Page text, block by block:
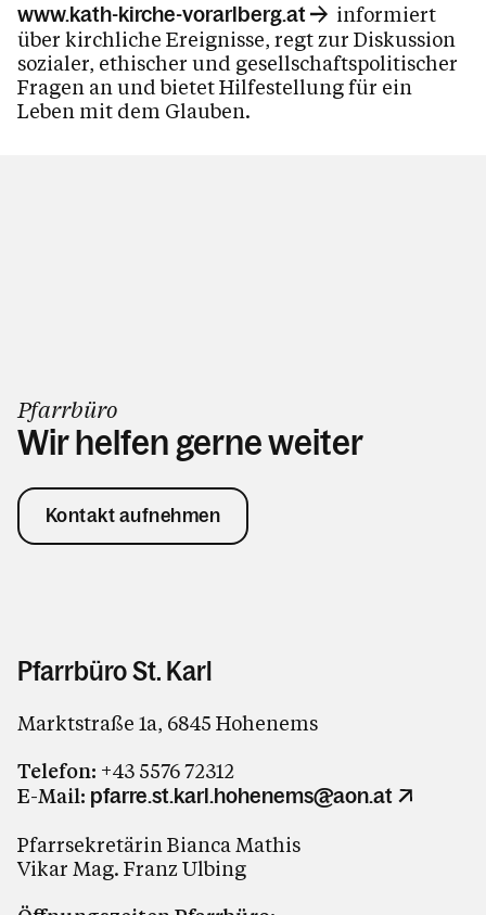
www.kath-kirche-vorarlberg.at
informiert
über kirchliche Ereignisse, regt zur Diskussion
sozialer, ethischer und gesellschaftspolitischer
Fragen an und bietet Hilfestellung für ein
Leben mit dem Glauben.
Pfarrbüro
Wir helfen gerne weiter
Kontakt aufnehmen
Pfarrbüro St. Karl
Marktstraße 1a, 6845 Hohenems
Telefon: +43 5576 72312
E-Mail: pfarre.st.karl.hohenems@aon.at
Pfarrsekretärin Bianca Mathis
Vikar Mag. Franz Ulbing